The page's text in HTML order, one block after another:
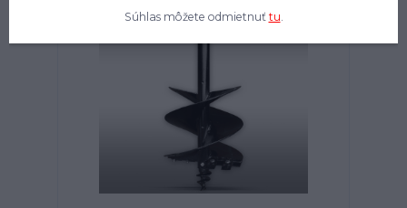
Súhlas môžete odmietnuť tu